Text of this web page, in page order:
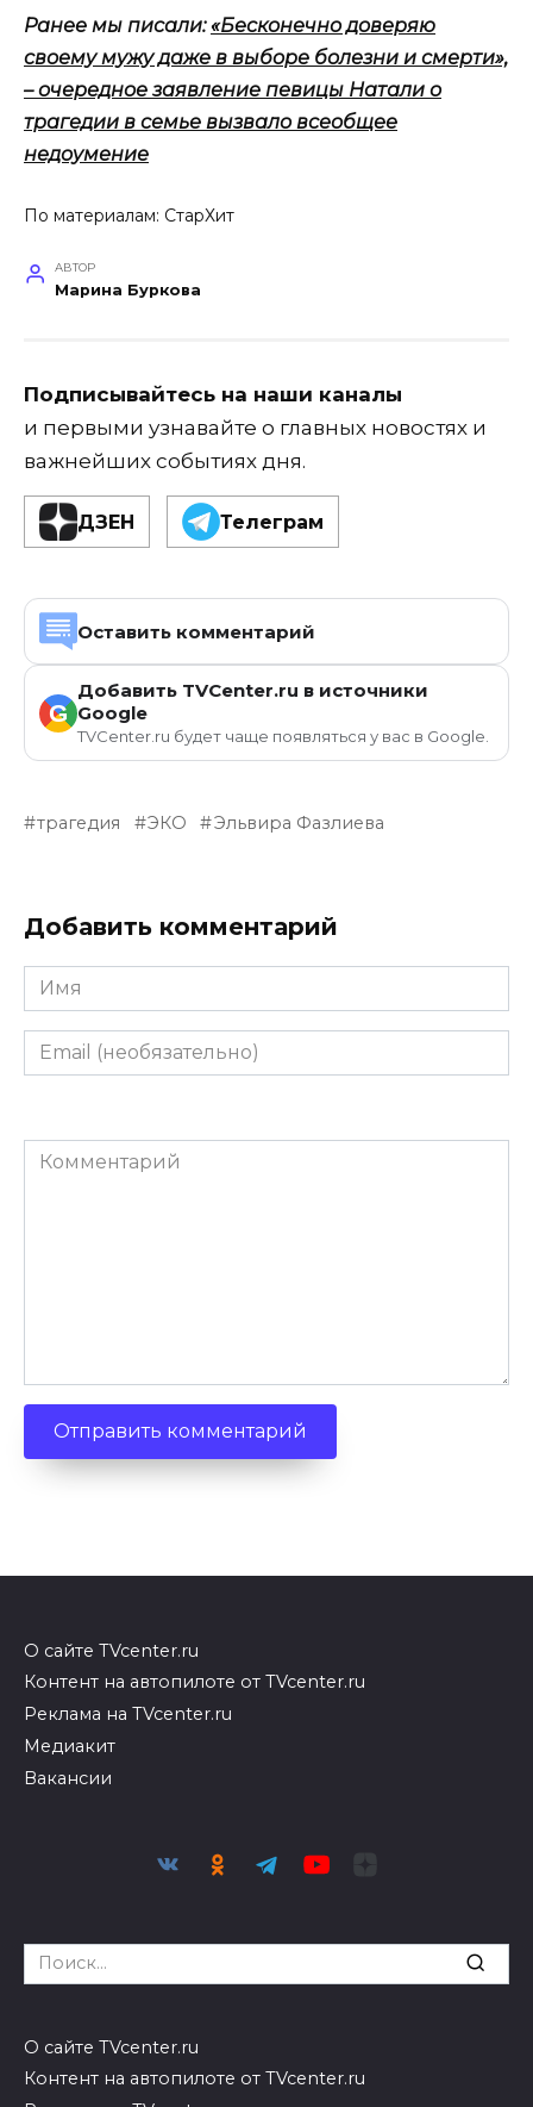
Ранее мы писали:«Бесконечно доверяю
своему мужу даже в выборе болезни и смерти»,
– очередное заявление певицы Натали о
трагедии в семье вызвало всеобщее
недоумение
По материалам: СтарХит
АВТОР
Марина Буркова
Подписывайтесь на наши каналы
и первыми узнавайте о главных новостях и
важнейших событиях дня.
ДЗЕН Телеграм
Оставить комментарий
G
Добавить TVCenter.ru в источники
Google
TVCenter.ru будет чаще появляться у вас в Google.
трагедия ЭКО Эльвира Фазлиева
Добавить комментарий
Имя
Email
(необязательно)
Комментарий
О сайте TVcenter.ru
Контент на автопилоте от TVcenter.ru
Реклама на TVcenter.ru
Медиакит
Вакансии
Search
for:
О сайте TVcenter.ru
Контент на автопилоте от TVcenter.ru